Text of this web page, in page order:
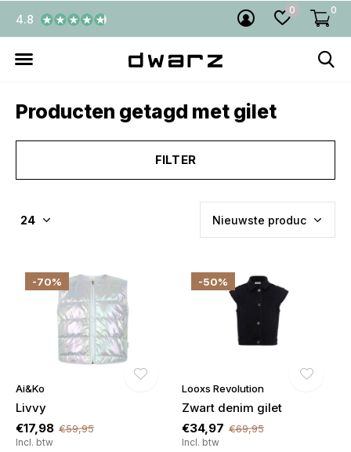
0 0
4.8
Producten getagd met gilet
FILTER
-70%
Ai&Ko
Livvy
€17,98 €59,95
Incl. btw
-50%
Looxs Revolution
Zwart denim gilet
€34,97 €69,95
Incl. btw